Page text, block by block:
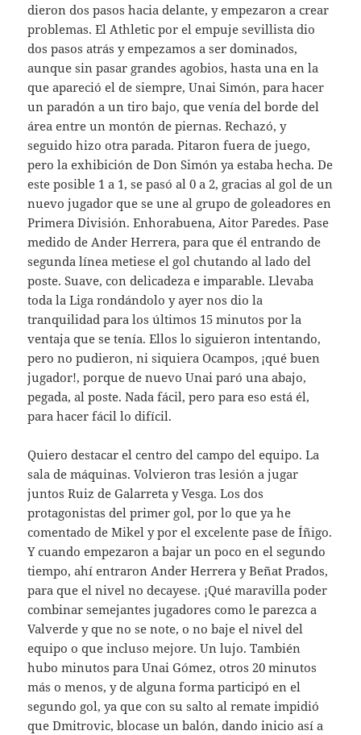
dieron dos pasos hacia delante, y empezaron a crear
problemas. El Athletic por el empuje sevillista dio
dos pasos atrás y empezamos a ser dominados,
aunque sin pasar grandes agobios, hasta una en la
que apareció el de siempre, Unai Simón, para hacer
un paradón a un tiro bajo, que venía del borde del
área entre un montón de piernas. Rechazó, y
seguido hizo otra parada. Pitaron fuera de juego,
pero la exhibición de Don Simón ya estaba hecha. De
este posible 1 a 1, se pasó al 0 a 2, gracias al gol de un
nuevo jugador que se une al grupo de goleadores en
Primera División. Enhorabuena, Aitor Paredes. Pase
medido de Ander Herrera, para que él entrando de
segunda línea metiese el gol chutando al lado del
poste. Suave, con delicadeza e imparable. Llevaba
toda la Liga rondándolo y ayer nos dio la
tranquilidad para los últimos 15 minutos por la
ventaja que se tenía. Ellos lo siguieron intentando,
pero no pudieron, ni siquiera Ocampos, ¡qué buen
jugador!, porque de nuevo Unai paró una abajo,
pegada, al poste. Nada fácil, pero para eso está él,
para hacer fácil lo difícil.
Quiero destacar el centro del campo del equipo. La
sala de máquinas. Volvieron tras lesión a jugar
juntos Ruiz de Galarreta y Vesga. Los dos
protagonistas del primer gol, por lo que ya he
comentado de Mikel y por el excelente pase de Íñigo.
Y cuando empezaron a bajar un poco en el segundo
tiempo, ahí entraron Ander Herrera y Beñat Prados,
para que el nivel no decayese. ¡Qué maravilla poder
combinar semejantes jugadores como le parezca a
Valverde y que no se note, o no baje el nivel del
equipo o que incluso mejore. Un lujo. También
hubo minutos para Unai Gómez, otros 20 minutos
más o menos, y de alguna forma participó en el
segundo gol, ya que con su salto al remate impidió
que Dmitrovic, blocase un balón, dando inicio así a